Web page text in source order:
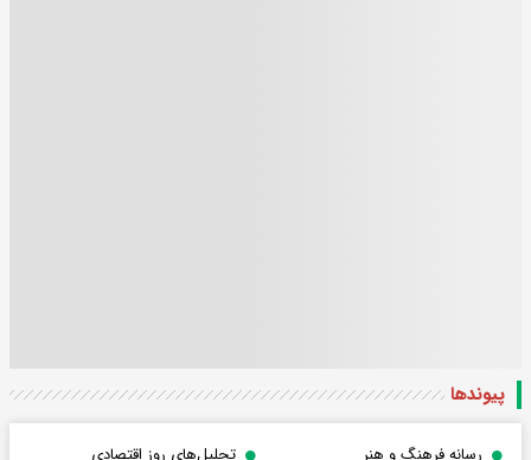
پیوندها
رسانه فرهنگ و هنر
تحلیل‌های روز اقتصادی